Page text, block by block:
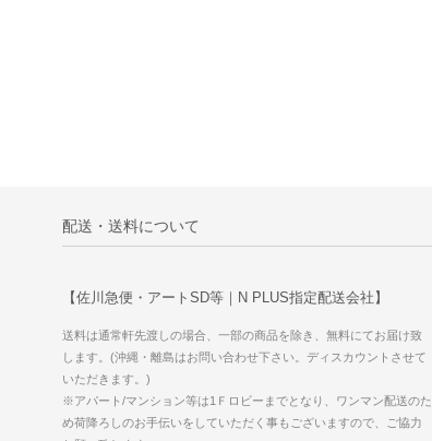
配送・送料について
【佐川急便・アートSD等｜N PLUS指定配送会社】
送料は通常軒先渡しの場合、一部の商品を除き、無料にてお届け致
します。(沖縄・離島はお問い合わせ下さい。ディスカウントさせて
いただきます。)
※アパート/マンション等は1Ｆロビーまでとなり、ワンマン配送のた
め荷降ろしのお手伝いをしていただく事もございますので、ご協力